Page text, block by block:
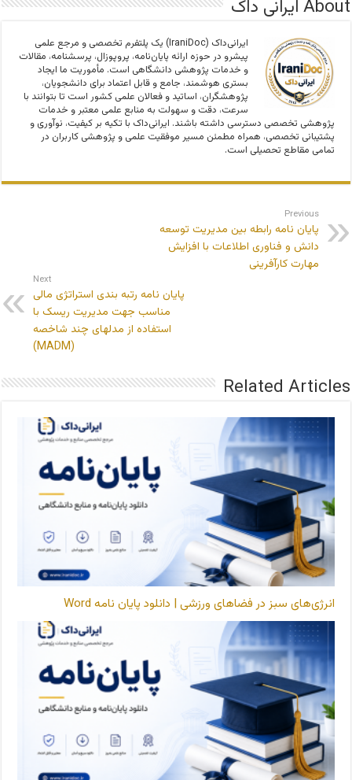
About ایرانی داک
ایرانی‌داک (IraniDoc) یک پلتفرم تخصصی و مرجع علمی
پیشرو در حوزه ارائه پایان‌نامه، پروپوزال، پرسشنامه، مقالات
و خدمات پژوهشی دانشگاهی است. مأموریت ما ایجاد
بستری هوشمند، جامع و قابل اعتماد برای دانشجویان،
پژوهشگران، اساتید و فعالان علمی کشور است تا بتوانند با
سرعت، دقت و سهولت به منابع علمی معتبر و خدمات
پژوهشی تخصصی دسترسی داشته باشند. ایرانی‌داک با تکیه بر کیفیت، نوآوری و
پشتیبانی تخصصی، همراه مطمئن مسیر موفقیت علمی و پژوهشی کاربران در
تمامی مقاطع تحصیلی است.
Previous
پایان نامه رابطه بین مدیریت توسعه
دانش و فناوری اطلاعات با افزایش
مهارت کارآفرینی
Next
پایان نامه رتبه بندی استراتژی مالی
مناسب جهت مدیریت ریسک با
استفاده از مدلهای چند شاخصه
(MADM)
Related Articles
انرژی‌های سبز در فضاهای ورزشی | دانلود پایان نامه Word